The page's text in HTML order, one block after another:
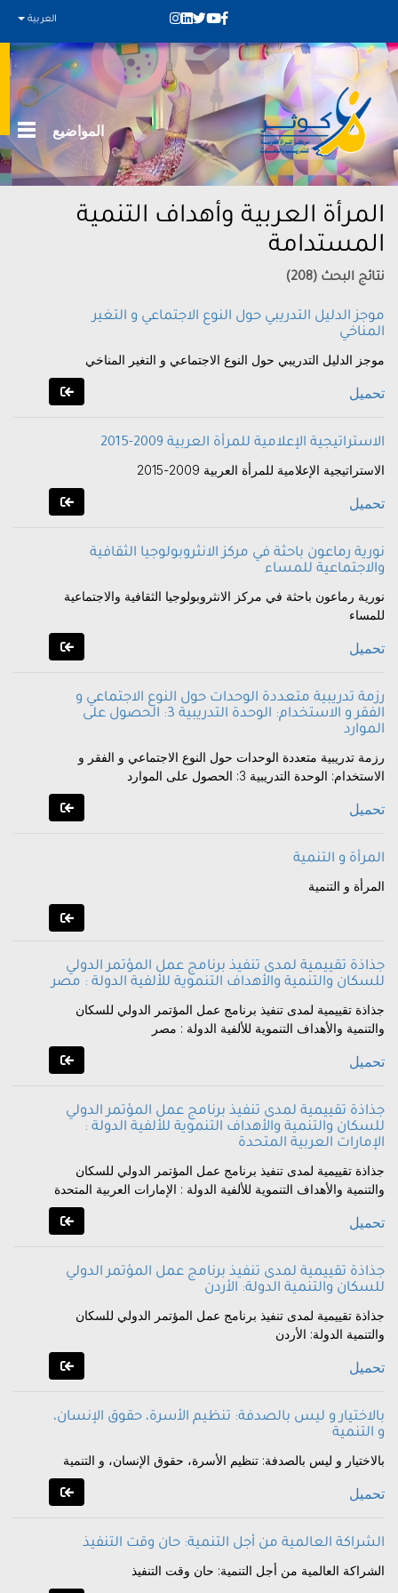
العربية
المواضيع
المرأة العربية وأهداف التنمية
المستدامة
نتائج البحث (208)
موجز الدليل التدريبي حول النوع الاجتماعي و التغير
المناخي
موجز الدليل التدريبي حول النوع الاجتماعي و التغير المناخي
تحميل
الاستراتيجية الإعلامية للمرأة العربية 2009-2015
الاستراتيجية الإعلامية للمرأة العربية 2009-2015
تحميل
نورية رماعون باحثة في مركز الانثروبولوجيا الثقافية
والاجتماعية للمساء
نورية رماعون باحثة في مركز الانثروبولوجيا الثقافية والاجتماعية
للمساء
تحميل
رزمة تدريبية متعددة الوحدات حول النوع الاجتماعي و
الفقر و الاستخدام: الوحدة التدريبية 3: الحصول على
الموارد
رزمة تدريبية متعددة الوحدات حول النوع الاجتماعي و الفقر و
الاستخدام: الوحدة التدريبية 3: الحصول على الموارد
تحميل
المرأة و التنمية
المرأة و التنمية
جذاذة تقييمية لمدى تنفيذ برنامج عمل المؤتمر الدولي
للسكان والتنمية والأهداف التنموية للألفية الدولة : مصر
جذاذة تقييمية لمدى تنفيذ برنامج عمل المؤتمر الدولي للسكان
والتنمية والأهداف التنموية للألفية الدولة : مصر
تحميل
جذاذة تقييمية لمدى تنفيذ برنامج عمل المؤتمر الدولي
للسكان والتنمية والأهداف التنموية للألفية الدولة :
الإمارات العربية المتحدة
جذاذة تقييمية لمدى تنفيذ برنامج عمل المؤتمر الدولي للسكان
والتنمية والأهداف التنموية للألفية الدولة : الإمارات العربية المتحدة
تحميل
جذاذة تقييمية لمدى تنفيذ برنامج عمل المؤتمر الدولي
للسكان والتنمية الدولة: الأردن
جذاذة تقييمية لمدى تنفيذ برنامج عمل المؤتمر الدولي للسكان
والتنمية الدولة: الأردن
تحميل
بالاختيار و ليس بالصدفة: تنظيم الأسرة، حقوق الإنسان،
و التنمية
بالاختيار و ليس بالصدفة: تنظيم الأسرة، حقوق الإنسان، و التنمية
تحميل
الشراكة العالمية من أجل التنمية: حان وقت التنفيذ
الشراكة العالمية من أجل التنمية: حان وقت التنفيذ